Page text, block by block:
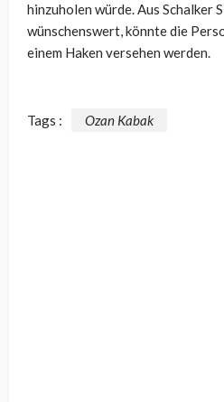
hinzuholen würde. Aus Schalker
wünschenswert, könnte die
einem Haken versehen werden.
Tags : Ozan Kabak